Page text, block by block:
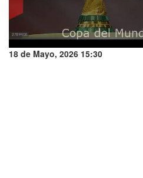
18 de Mayo, 2026 15:30